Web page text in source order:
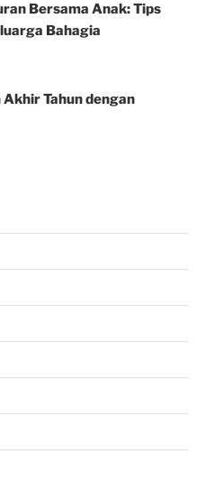
Bersama Anak: Tips
Bahagia
Tahun dengan